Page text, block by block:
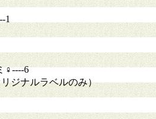
1
♀----6
ジナルラベルのみ）